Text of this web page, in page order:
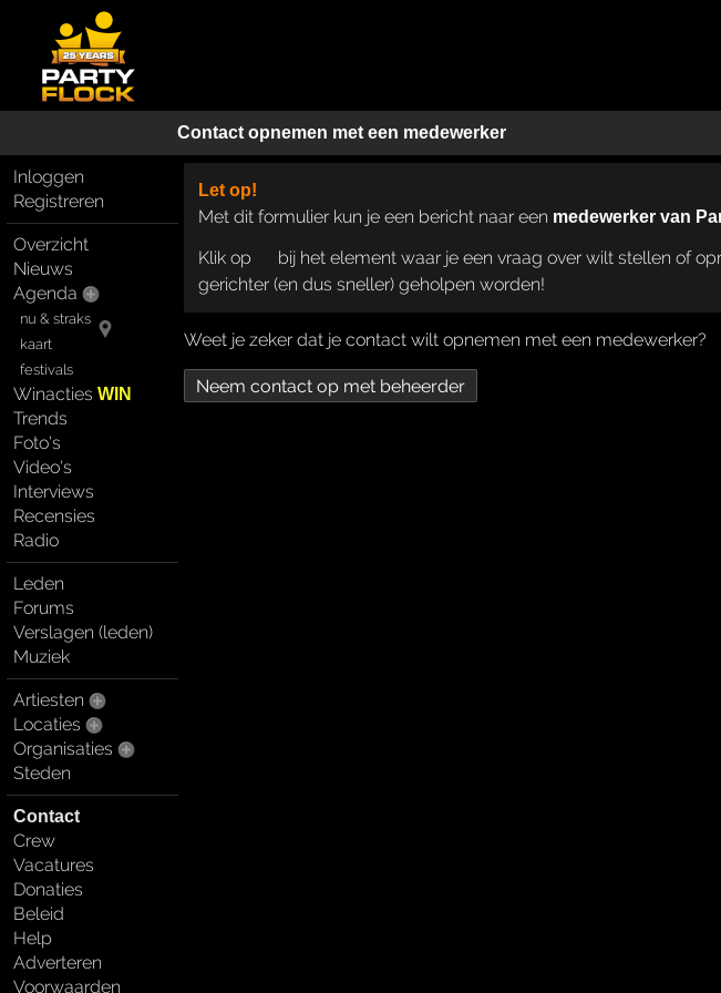
Contact opnemen met een medewerker
Inloggen
Registreren
Overzicht
Nieuws
Agenda
nu & straks
kaart
festivals
WinactiesWIN
Trends
Foto's
Video's
Interviews
Recensies
Radio
Leden
Forums
Verslagen (leden)
Muziek
Artiesten
Locaties
Organisaties
Steden
Contact
Crew
Vacatures
Donaties
Beleid
Help
Adverteren
Voorwaarden
Let op!
Met dit formulier kun je een bericht naar een medewerker van
Klik op
bij het element waar je een vraag over wilt stellen of
gerichter (en dus sneller) geholpen worden!
Weet je zeker dat je contact wilt opnemen met een medewerker?